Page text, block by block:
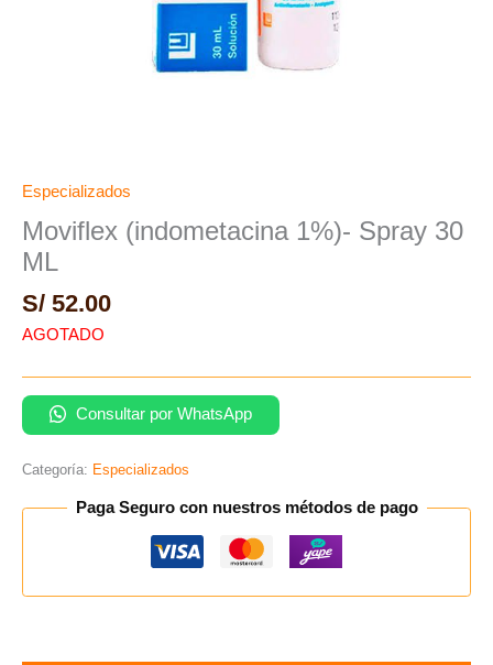
Especializados
Moviflex (indometacina 1%)- Spray 30
ML
S/ 52.00
AGOTADO
Consultar por WhatsApp
Categoría: Especializados
Paga Seguro con nuestros métodos de pago